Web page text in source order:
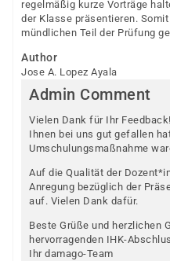
regelmäßig kurze Vorträge
der Klasse präsentieren.
mündlichen Teil der Prüfung
Author
Jose A. Lopez Ayala
Admin Comment
Vielen Dank für Ihr
Ihnen bei uns gut gefallen
Umschulungsmaßnahme
Auf die Qualität der
Anregung bezüglich der
auf. Vielen Dank dafür.
Beste Grüße und herzlichen
hervorragenden IHK-
Ihr damago-Team